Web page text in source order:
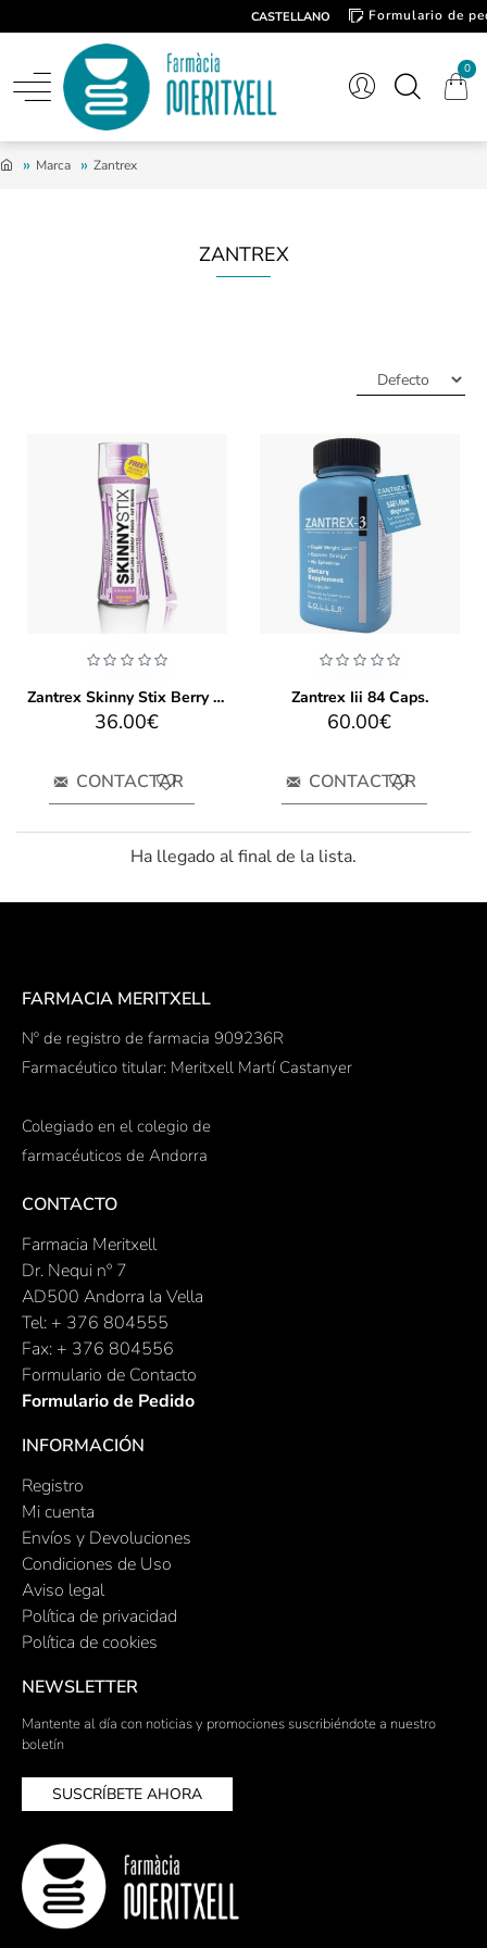
CASTELLANO
Formulario de
0
Marca Zantrex
ZANTREX
Zantrex Skinny Stix Berry Fusion 21 Packets
36.00€
CONTACTAR
Zantrex Iii 84 Caps.
60.00€
CONTACTAR
Ha llegado al final de la lista.
FARMACIA MERITXELL
Nº de registro de farmacia 909236R
Farmacéutico titular: Meritxell Martí Castanyer
Colegiado en el colegio de
farmacéuticos de Andorra
CONTACTO
Farmacia Meritxell
Dr. Nequi nº 7
AD500 Andorra la Vella
Tel: + 376 804555
Fax: + 376 804556
Formulario de Contacto
Formulario de Pedido
INFORMACIÓN
Registro
Mi cuenta
Envíos y Devoluciones
Condiciones de Uso
Aviso legal
Política de privacidad
Política de cookies
NEWSLETTER
Mantente al día con noticias y promociones suscribiéndote a nuestro
boletín
SUSCRÍBETE AHORA